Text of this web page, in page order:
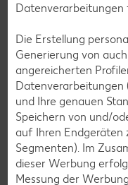
K-TAKE IT VEGGIE
versch. Sorten
je 400-g-Becher
(1 kg = 3.23)
1.29
Diese Artikel
Frischetheke
Datenverarbeitungen
Die Erstellung
Generierung von
angereicherten
Datenverarbeitungen
und Ihre genauen
Speichern von und/
auf Ihren Endgeräten
Segmenten). Im
dieser Werbung
Messung der